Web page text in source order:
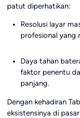
patut diperhatikan:
Resolusi layar
profesional yang
Daya tahan
faktor penentu
panjang.
Dengan kehadiran
eksistensinya di